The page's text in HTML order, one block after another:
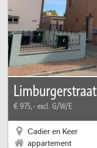
Limburgerstraat
€ 975,- excl. G/W/E
Cadier en Keer
appartement